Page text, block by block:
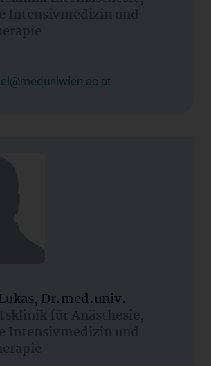
Intensivmedizin und
Dr.med.univ.
für Anästhesie,
Intensivmedizin und